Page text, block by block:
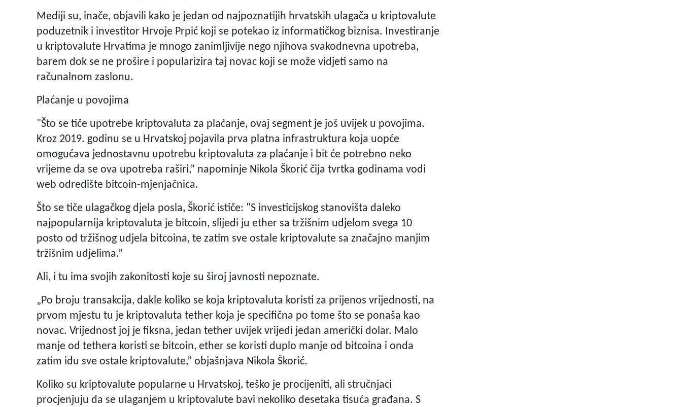
Mediji su, inače, objavili kako je jedan od najpoznatijih hrvatskih ulagača u kriptovalute
poduzetnik i investitor Hrvoje Prpić koji se potekao iz informatičkog biznisa. Investiranje
u kriptovalute Hrvatima je mnogo zanimljivije nego njihova svakodnevna upotreba,
barem dok se ne prošire i popularizira taj novac koji se može vidjeti samo na
računalnom zaslonu.
Plaćanje u povojima
"Što se tiče upotrebe kriptovaluta za plaćanje, ovaj segment je još uvijek u povojima.
Kroz 2019. godinu se u Hrvatskoj pojavila prva platna infrastruktura koja uopće
omogućava jednostavnu upotrebu kriptovaluta za plaćanje i bit će potrebno neko
vrijeme da se ova upotreba raširi,” napominje Nikola Škorić čija tvrtka godinama vodi
web odredište bitcoin-mjenjačnica.
Što se tiče ulagačkog djela posla, Škorić ističe: "S investicijskog stanovišta daleko
najpopularnija kriptovaluta je bitcoin, slijedi ju ether sa tržišnim udjelom svega 10
posto od tržišnog udjela bitcoina, te zatim sve ostale kriptovalute sa značajno manjim
tržišnim udjelima.”
Ali, i tu ima svojih zakonitosti koje su široj javnosti nepoznate.
„Po broju transakcija, dakle koliko se koja kriptovaluta koristi za prijenos vrijednosti, na
prvom mjestu tu je kriptovaluta tether koja je specifična po tome što se ponaša kao
novac. Vrijednost joj je fiksna, jedan tether uvijek vrijedi jedan američki dolar. Malo
manje od tethera koristi se bitcoin, ether se koristi duplo manje od bitcoina i onda
zatim idu sve ostale kriptovalute,” objašnjava Nikola Škorić.
Koliko su kriptovalute popularne u Hrvatskoj, teško je procijeniti, ali stručnjaci
procjenjuju da se ulaganjem u kriptovalute bavi nekoliko desetaka tisuća građana. S